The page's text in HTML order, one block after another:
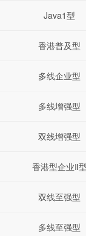
Java1型
香港普及型
多线企业型
多线增强型
双线增强型
香港型企业Ⅱ
双线至强型
多线至强型